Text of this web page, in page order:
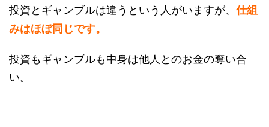
投資とギャンブルは違うという人がいますが、仕組
みはほぼ同じです。
投資もギャンブルも中身は他人とのお金の奪い合
い。